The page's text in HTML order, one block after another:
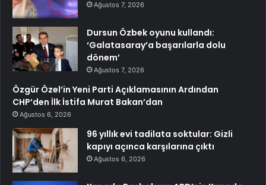
Ağustos 7, 2026
Dursun Özbek oyunu kullandı:
‘Galatasaray’a başarılarla dolu
dönem’
Ağustos 7, 2026
Özgür Özel’in Yeni Parti Açıklamasının Ardından
CHP’den İlk İstifa Murat Bakan’dan
Ağustos 6, 2026
96 yıllık evi tadilata soktular: Gizli
kapıyı açınca karşılarına çıktı
Ağustos 6, 2026